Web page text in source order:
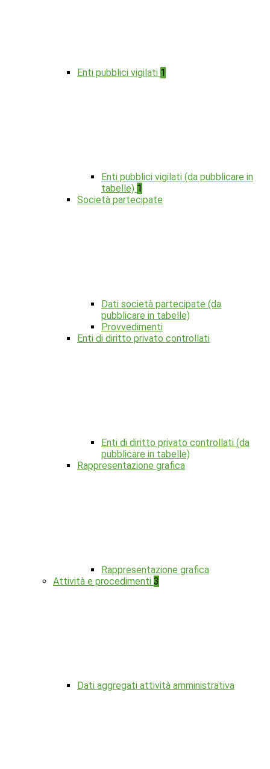
Enti pubblici vigilati 1
Enti pubblici vigilati (da pubblicare in
tabelle) 1
Società partecipate
Dati società partecipate (da
pubblicare in tabelle)
Provvedimenti
Enti di diritto privato controllati
Enti di diritto privato controllati (da
pubblicare in tabelle)
Rappresentazione grafica
Rappresentazione grafica
Attività e procedimenti 3
Dati aggregati attività amministrativa